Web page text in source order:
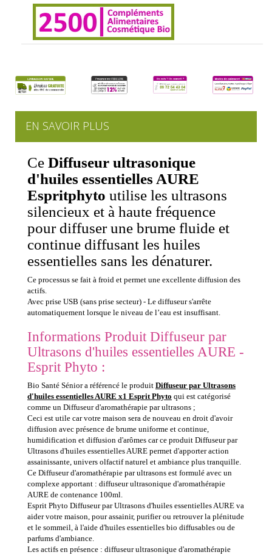
EN SAVOIR PLUS
Ce Diffuseur ultrasonique
d'huiles essentielles AURE
Espritphyto utilise les ultrasons
silencieux et à haute fréquence
pour diffuser une brume fluide et
continue diffusant les huiles
essentielles sans les dénaturer.
Ce processus se fait à froid et permet une excellente diffusion des
actifs.
Avec prise USB (sans prise secteur) - Le diffuseur s'arrête
automatiquement lorsque le niveau de l’eau est insuffisant.
Informations Produit Diffuseur par
Ultrasons d'huiles essentielles AURE -
Esprit Phyto :
Bio Santé Sénior a référencé le produit Diffuseur par Ultrasons
d'huiles essentielles AURE x1 Esprit Phyto qui est catégorisé
comme un Diffuseur d'aromathérapie par ultrasons ;
Ceci est utile car votre maison sera de nouveau en droit d'avoir
diffusion avec présence de brume uniforme et continue,
humidification et diffusion d'arômes car ce produit Diffuseur par
Ultrasons d'huiles essentielles AURE permet d'apporter action
assainissante, univers olfactif naturel et ambiance plus tranquille.
Ce Diffuseur d'aromathérapie par ultrasons est formulé avec un
complexe apportant : diffuseur ultrasonique d'aromathérapie
AURE de contenance 100ml.
Esprit Phyto Diffuseur par Ultrasons d'huiles essentielles AURE va
aider votre maison, pour assainir, purifier ou retrouver la plénitude
et le sommeil, à l'aide d'huiles essentielles bio diffusables ou de
parfums d'ambiance.
Les actifs en présence : diffuseur ultrasonique d'aromathérapie